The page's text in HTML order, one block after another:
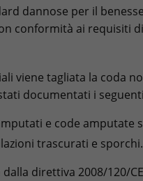
dannose per il
conformità ai requisiti
viene tagliata la coda
documentati i
e code amputate
trascurati e sporchi.
direttiva 2008/120/